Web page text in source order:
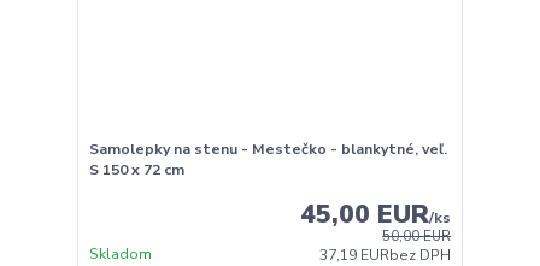
Samolepky na stenu - Mestečko - blankytné, veľ.
S 150 x 72 cm
50,00 EUR
45,00 EUR/ks
37,19 EURbez DPH
Skladom